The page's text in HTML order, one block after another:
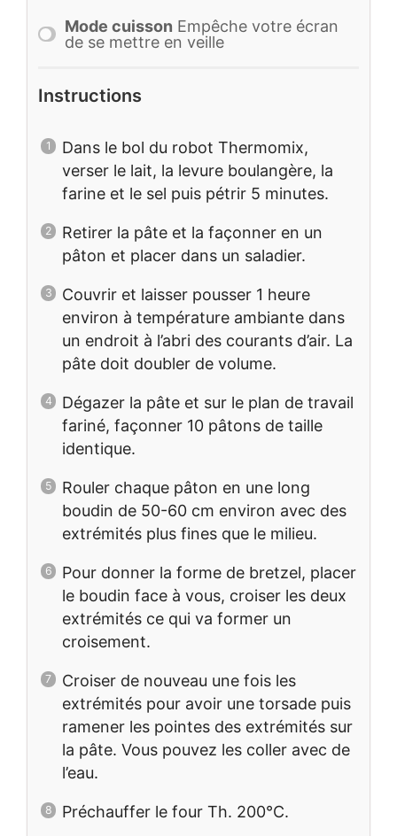
Mode cuisson Empêche votre écran
de se mettre en veille
Instructions
Dans le bol du robot Thermomix,
verser le lait, la levure boulangère, la
farine et le sel puis pétrir 5 minutes.
Retirer la pâte et la façonner en un
pâton et placer dans un saladier.
Couvrir et laisser pousser 1 heure
environ à température ambiante dans
un endroit à l’abri des courants d’air. La
pâte doit doubler de volume.
Dégazer la pâte et sur le plan de travail
fariné, façonner 10 pâtons de taille
identique.
Rouler chaque pâton en une long
boudin de 50-60 cm environ avec des
extrémités plus fines que le milieu.
Pour donner la forme de bretzel, placer
le boudin face à vous, croiser les deux
extrémités ce qui va former un
croisement.
Croiser de nouveau une fois les
extrémités pour avoir une torsade puis
ramener les pointes des extrémités sur
la pâte. Vous pouvez les coller avec de
l’eau.
Préchauffer le four Th. 200°C.